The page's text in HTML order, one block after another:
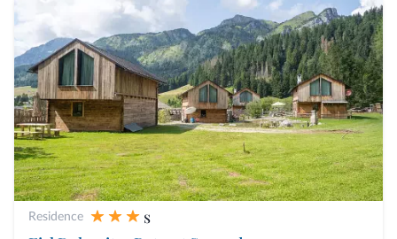
Residence
s